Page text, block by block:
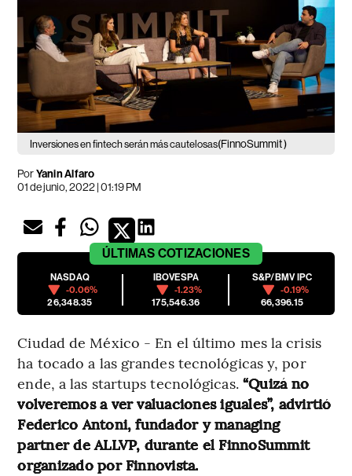
Inversiones en fintech serán más cautelosas(FinnoSummit )
PorYanin Alfaro
01 de junio, 2022 | 01:19 PM
ÚLTIMAS COTIZACIONES
NASDAQ
-0.06%
26,348.35
IBOVESPA
-1.23%
175,546.36
S&P/BMV IPC
-0.19%
66,396.15
Ciudad de México - En el último mes la crisis
ha tocado a las grandes tecnológicas y, por
ende, a las startups tecnológicas. “Quizá no
volveremos a ver valuaciones iguales”, advirtió
Federico Antoni, fundador y managing
partner de ALLVP, durante el FinnoSummit
organizado por Finnovista.